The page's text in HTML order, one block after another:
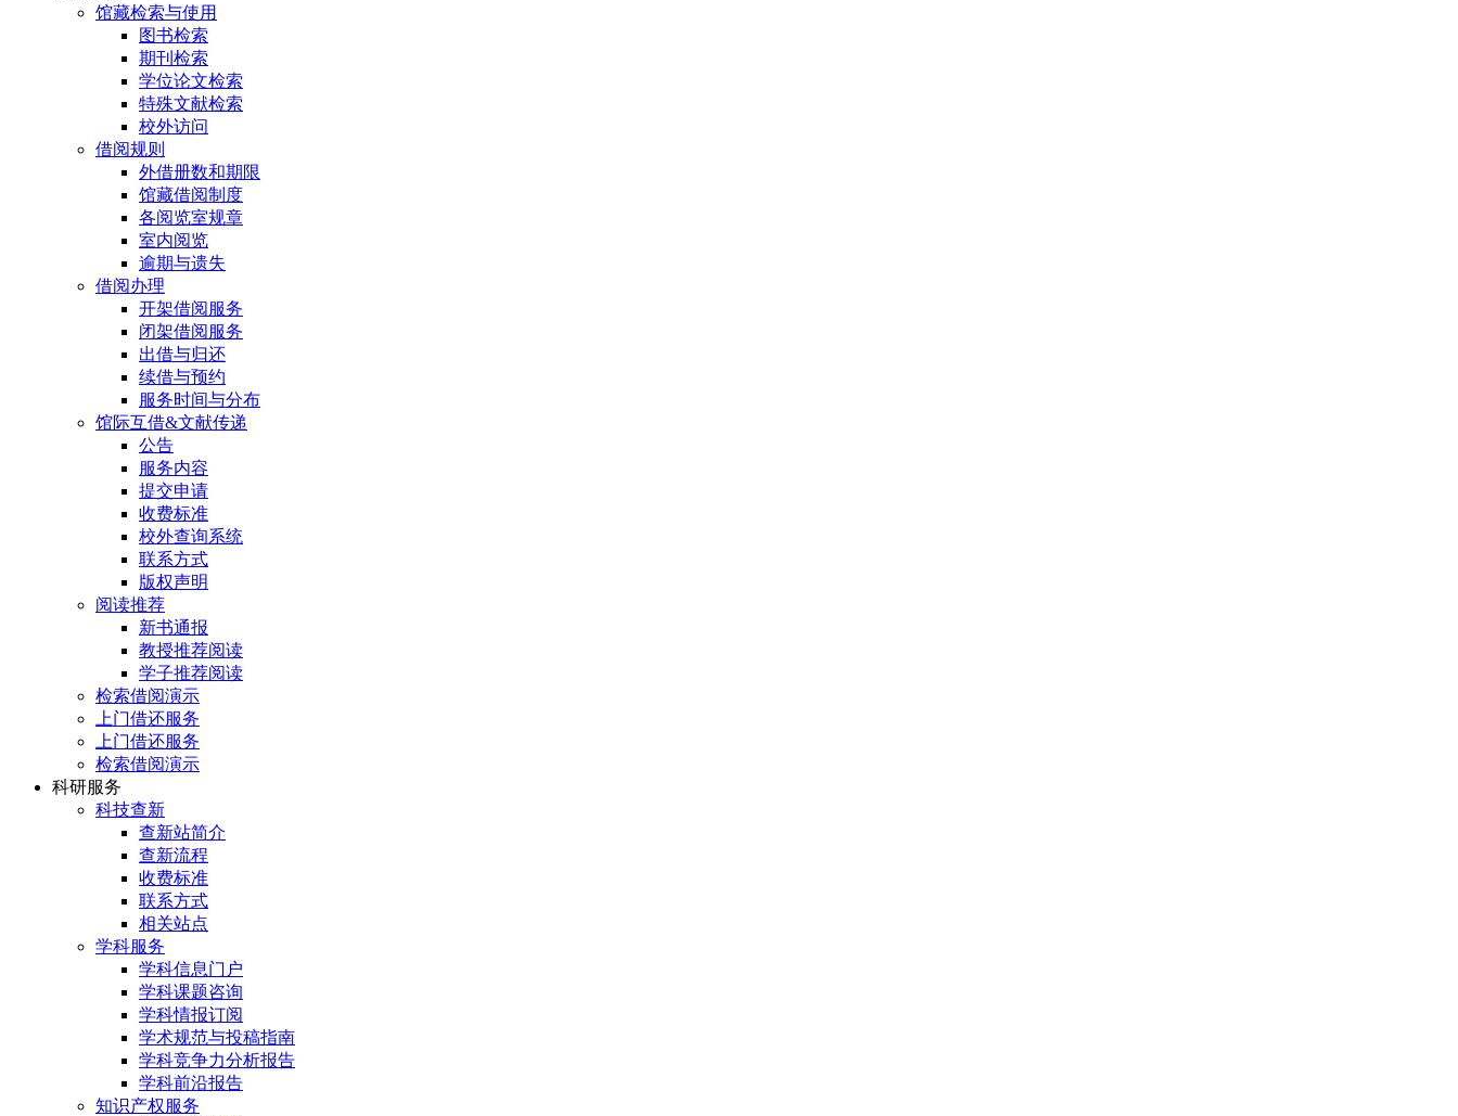
馆藏检索与使用
图书检索
期刊检索
学位论文检索
特殊文献检索
校外访问
借阅规则
外借册数和期限
馆藏借阅制度
各阅览室规章
室内阅览
逾期与遗失
借阅办理
开架借阅服务
闭架借阅服务
出借与归还
续借与预约
服务时间与分布
馆际互借&文献传递
公告
服务内容
提交申请
收费标准
校外查询系统
联系方式
版权声明
阅读推荐
新书通报
教授推荐阅读
学子推荐阅读
检索借阅演示
上门借还服务
上门借还服务
检索借阅演示
科研服务
科技查新
查新站简介
查新流程
收费标准
联系方式
相关站点
学科服务
学科信息门户
学科课题咨询
学科情报订阅
学术规范与投稿指南
学科竞争力分析报告
学科前沿报告
知识产权服务